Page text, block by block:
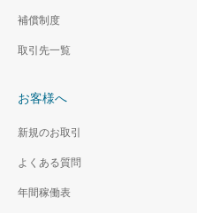
補償制度
取引先一覧
お客様へ
新規のお取引
よくある質問
年間稼働表